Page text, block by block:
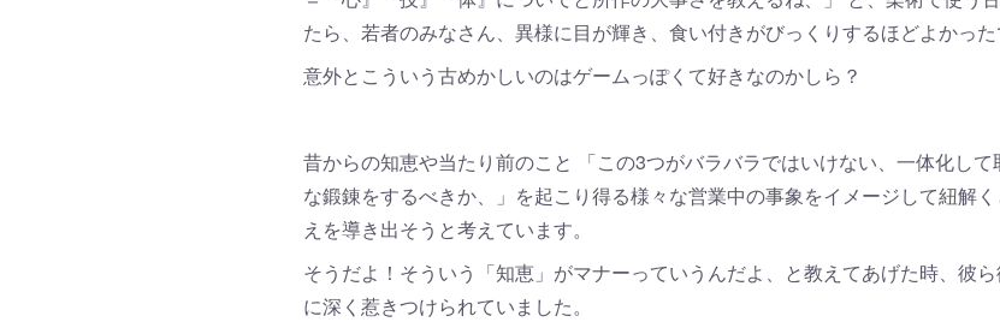
たら、若者のみなさん、異様に目が輝き、食い付きがびっくりするほどよ
意外とこういう古めかしいのはゲームっぽくて好きなのかしら？
昔からの知恵や当たり前のこと 「この3つがバラバラではいけない、一体化し
な鍛錬をするべきか、」を起こり得る様々な営業中の事象をイメージして紐解
えを導き出そうと考えています。
そうだよ！そういう「知恵」がマナーっていうんだよ、と教えてあげた時、彼
に深く惹きつけられていました。